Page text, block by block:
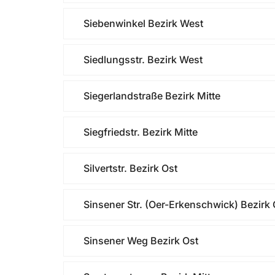
Siebenwinkel Bezirk West
Siedlungsstr. Bezirk West
Siegerlandstraße Bezirk Mitte
Siegfriedstr. Bezirk Mitte
Silvertstr. Bezirk Ost
Sinsener Str. (Oer-Erkenschwick) Bezirk
Sinsener Weg Bezirk Ost